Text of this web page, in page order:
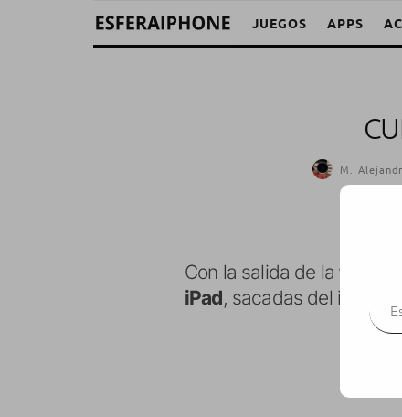
JUEGOS APPS
M.
Con la salida de la
iPad, sacadas del iPad